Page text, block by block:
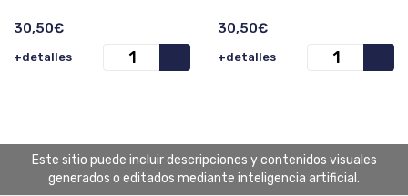
30,50€
+detalles
30,50€
+detalles
Este sitio puede incluir descripciones y contenidos visuales
generados o editados mediante inteligencia artificial.